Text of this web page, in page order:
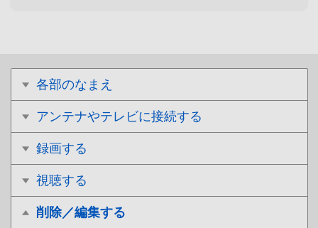
各部のなまえ
アンテナやテレビに接続する
録画する
視聴する
削除／編集する